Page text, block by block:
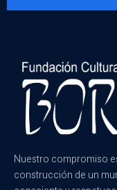
Nuestro compromiso
construcción de un